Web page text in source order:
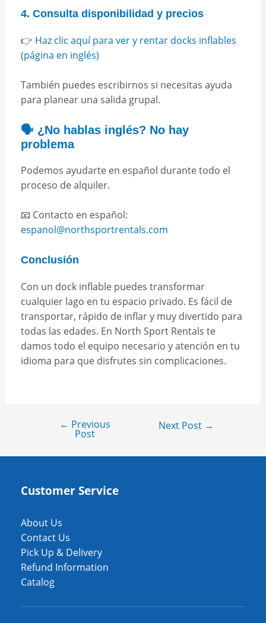
4. Consulta disponibilidad y precios
👉 Haz clic aquí para ver y rentar docks inflables
(página en inglés)
También puedes escribirnos si necesitas ayuda
para planear una salida grupal.
🗣️ ¿No hablas inglés? No hay
problema
Podemos ayudarte en español durante todo el
proceso de alquiler.
📧 Contacto en español:
espanol@northsportrentals.com
Conclusión
Con un dock inflable puedes transformar
cualquier lago en tu espacio privado. Es fácil de
transportar, rápido de inflar y muy divertido para
todas las edades. En North Sport Rentals te
damos todo el equipo necesario y atención en tu
idioma para que disfrutes sin complicaciones.
← Previous
Post
Next Post →
Customer Service
About Us
Contact Us
Pick Up & Delivery
Refund Information
Catalog